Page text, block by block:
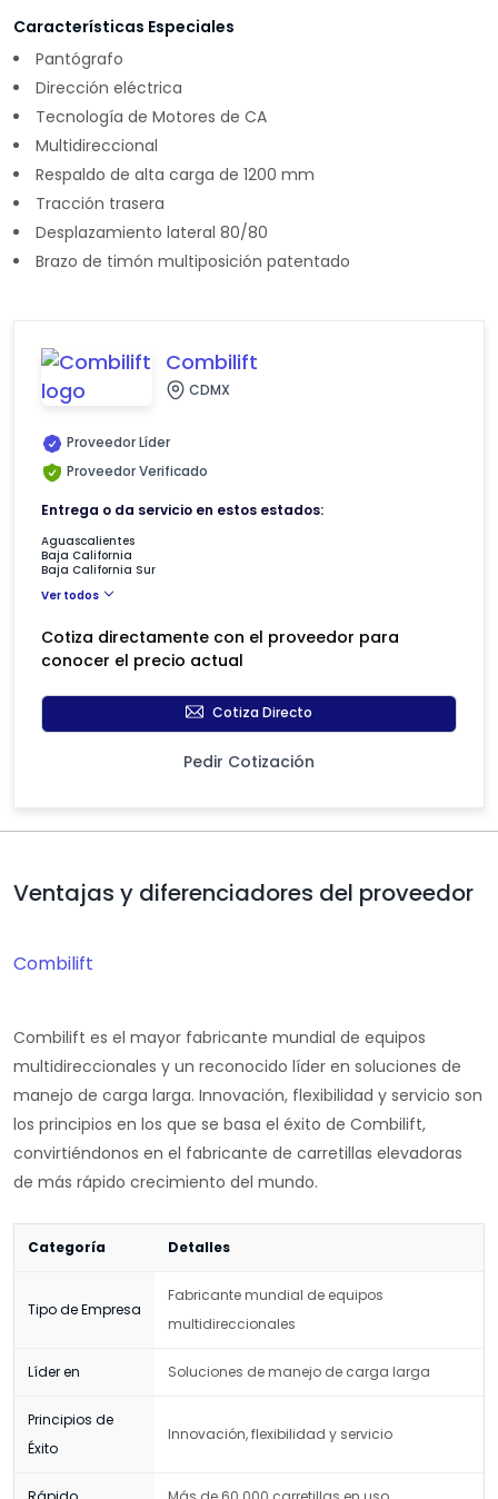
Características Especiales
Pantógrafo
Dirección eléctrica
Tecnología de Motores de CA
Multidireccional
Respaldo de alta carga de 1200 mm
Tracción trasera
Desplazamiento lateral 80/80
Brazo de timón multiposición patentado
Combilift
CDMX
Proveedor Líder
Proveedor Verificado
Entrega o da servicio en estos estados:
Aguascalientes
Baja California
Baja California Sur
Ver todos
Cotiza directamente con el proveedor para
conocer el precio actual
Cotiza Directo
Pedir Cotización
Ventajas y diferenciadores del proveedor
Combilift
Combilift es el mayor fabricante mundial de equipos
multidireccionales y un reconocido líder en soluciones de
manejo de carga larga. Innovación, flexibilidad y servicio son
los principios en los que se basa el éxito de Combilift,
convirtiéndonos en el fabricante de carretillas elevadoras
de más rápido crecimiento del mundo.
Categoría Detalles
Tipo de Empresa
Fabricante mundial de equipos
multidireccionales
Líder en Soluciones de manejo de carga larga
Principios de
Éxito
Innovación, flexibilidad y servicio